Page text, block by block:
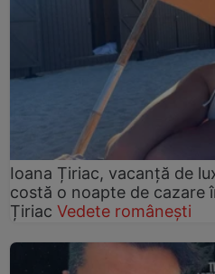
Ioana Țiriac, vacanță de
costă o noapte de cazare
Țiriac Vedete românești